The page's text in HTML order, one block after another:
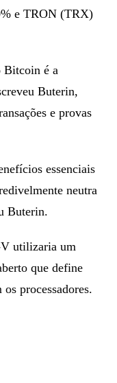
e TRON (TRX)
Bitcoin é a
Buterin,
e provas
essenciais
neutra
Buterin.
V utilizaria um
que define
processadores.